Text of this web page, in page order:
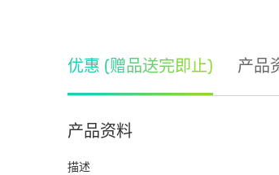
优惠 (赠品送完即止) 产品
产品资料
描述